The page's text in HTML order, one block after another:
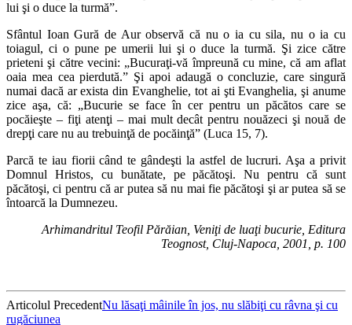
lui şi o duce la turmă”.
Sfântul Ioan Gură de Aur observă că nu o ia cu sila, nu o ia cu
toiagul, ci o pune pe umerii lui şi o duce la turmă. Şi zice către
prieteni şi către vecini: „Bucuraţi-vă împreună cu mine, că am aflat
oaia mea cea pierdută.” Şi apoi adaugă o concluzie, care singură
numai dacă ar exista din Evanghelie, tot ai şti Evanghelia, şi anume
zice aşa, că: „Bucurie se face în cer pentru un păcătos care se
pocăieşte – fiţi atenţi – mai mult decât pentru nouăzeci şi nouă de
drepţi care nu au trebuinţă de pocăinţă” (Luca 15, 7).
Parcă te iau fiorii când te gândeşti la astfel de lucruri. Aşa a privit
Domnul Hristos, cu bunătate, pe păcătoşi. Nu pentru că sunt
păcătoşi, ci pentru că ar putea să nu mai fie păcătoşi şi ar putea să se
întoarcă la Dumnezeu.
Arhimandritul Teofil Părăian, Veniţi de luaţi bucurie, Editura
Teognost, Cluj-Napoca, 2001, p. 100
Articolul PrecedentNu lăsaţi mâinile în jos, nu slăbiţi cu râvna şi cu
rugăciunea